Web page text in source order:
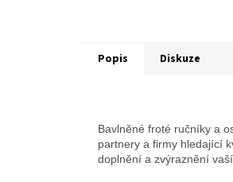
Popis Diskuze
Bavlněné froté ručníky a
partnery a firmy hledající
doplnění a zvýraznění